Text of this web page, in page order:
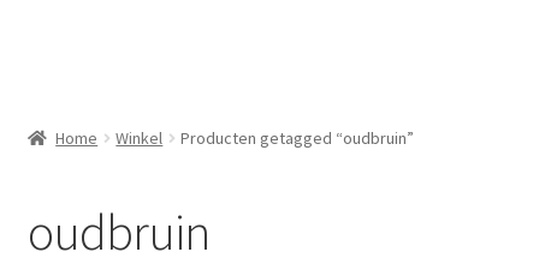
Mozaïekvellen
Contact
Home Winkel Producten getagged “oudbruin”
oudbruin